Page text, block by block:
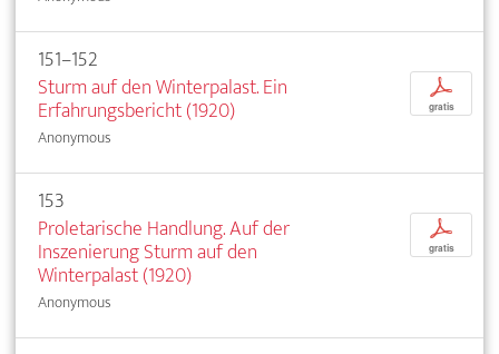
151–152
Sturm auf den Winterpalast. Ein
Erfahrungsbericht (1920)
Anonymous
p
gratis
153
Proletarische Handlung. Auf der
Inszenierung Sturm auf den
Winterpalast (1920)
Anonymous
p
gratis